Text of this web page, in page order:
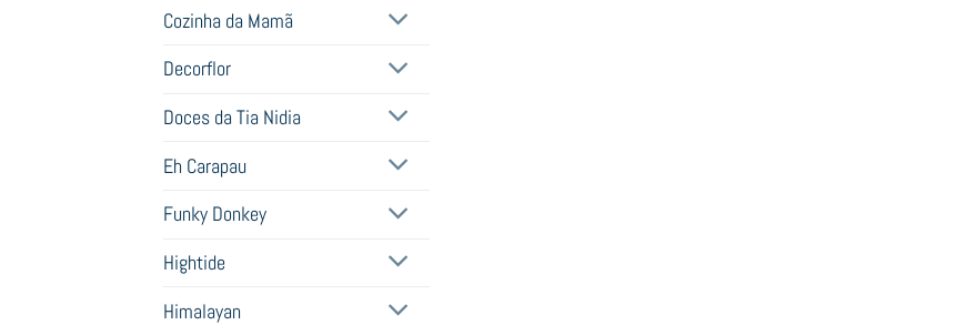
Cozinha da Mamã
Decorflor
Doces da Tia Nidia
Eh Carapau
Funky Donkey
Hightide
Himalayan